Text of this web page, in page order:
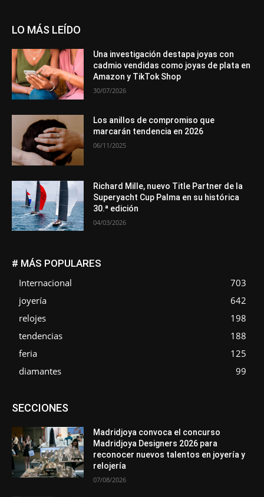
LO MÁS LEÍDO
Una investigación destapa joyas con
cadmio vendidas como joyas de plata en
Amazon y TikTok Shop
30/07/2026
Los anillos de compromiso que
marcarán tendencia en 2026
06/11/2025
Richard Mille, nuevo Title Partner de la
Superyacht Cup Palma en su histórica
30.ª edición
04/03/2026
# MÁS POPULARES
Internacional
703
joyería
642
relojes
198
tendencias
188
feria
125
diamantes
99
SECCIONESAsociaciones
Entrevistas
Opiniones
Premios Secciones
Madridjoya convoca el concurso
Madridjoya Designers 2026 para
reconocer nuevos talentos en joyería y
relojería
07/08/2026